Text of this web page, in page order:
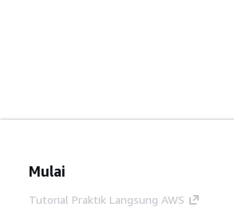
Mulai
Tutorial Praktik Langsung AWS